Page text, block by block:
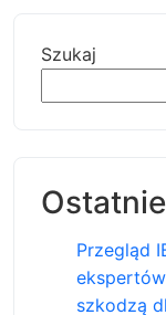
Szukaj
Przegląd
szkodzą